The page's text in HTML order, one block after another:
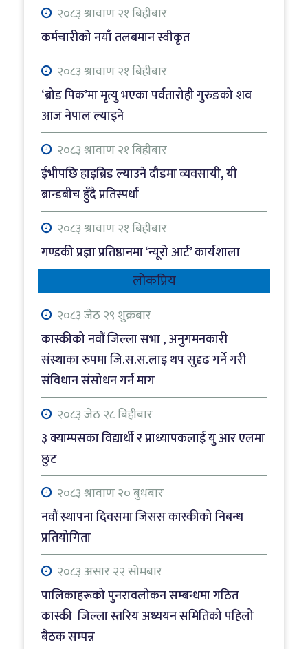
२०८३ श्रावाण २१ बिहीबार
कर्मचारीको नयाँ तलबमान स्वीकृत
२०८३ श्रावाण २१ बिहीबार
‘ब्रोड पिक’मा मृत्यु भएका पर्वतारोही गुरुङको शव
आज नेपाल ल्याइने
२०८३ श्रावाण २१ बिहीबार
ईभीपछि हाइब्रिड ल्याउने दौडमा व्यवसायी, यी
ब्रान्डबीच हुँदै प्रतिस्पर्धा
२०८३ श्रावाण २१ बिहीबार
गण्डकी प्रज्ञा प्रतिष्ठानमा ‘न्यूरो आर्ट’ कार्यशाला
२०८३ श्रावाण २१ बिहीबार
राैतहटमा पेट्रोल बोकेको ट्यांकर दुर्घटना, आगलागी
हुँँदा जलेर नष्ट
२०८३ श्रावाण २१ बिहीबार
खैरो हेरोइन कारोबारको आरोपमा रेस्टुरेन्ट सञ्चालक
पक्राउ
२०८३ श्रावाण २० बुधबार
नवौं स्थापना दिवसमा जिसस कास्कीको निबन्ध
प्रतियोगिता
लोकप्रिय
२०८३ जेठ २९ शुक्रबार
कास्कीको नवौं जिल्ला सभा , अनुगमनकारी
संस्थाका रुपमा जि.स.स.लाइ थप सुदृढ गर्ने गरी
संविधान संसोधन गर्न माग
२०८३ जेठ २८ बिहीबार
३ क्याम्पसका विद्यार्थी र प्राध्यापकलाई यु आर एलमा
छुट
२०८३ श्रावाण २० बुधबार
नवौं स्थापना दिवसमा जिसस कास्कीको निबन्ध
प्रतियोगिता
२०८३ असार २२ सोमबार
पालिकाहरूको पुनरावलोकन सम्बन्धमा गठित
कास्की जिल्ला स्तरिय अध्ययन समितिको पहिलो
बैठक सम्पन्न